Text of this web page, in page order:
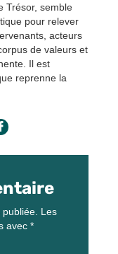
Trésor, semble
pour relever
acteurs
de valeurs et
Il est
reprenne la
Les
avec *